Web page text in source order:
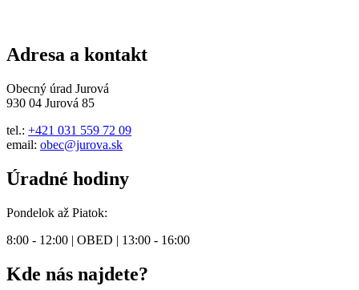
Adresa a kontakt
Obecný úrad Jurová
930 04 Jurová 85
tel.: +421 031 559 72 09
email: obec@jurova.sk
Úradné hodiny
Pondelok až Piatok:
8:00 - 12:00 | OBED | 13:00 - 16:00
Kde nás najdete?